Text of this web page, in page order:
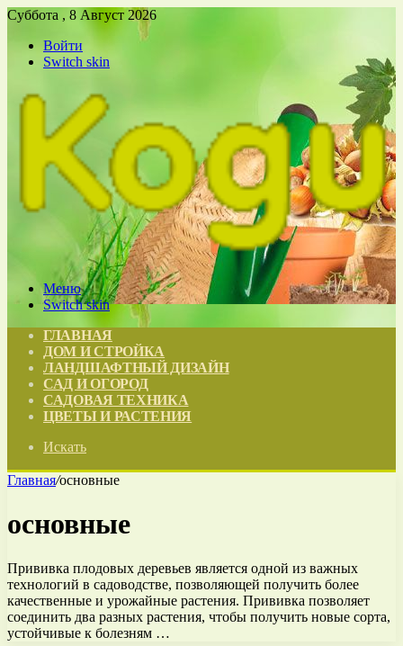
Суббота , 8 Август 2026
Войти
Switch skin
Меню
Switch skin
ГЛАВНАЯ
ДОМ И СТРОЙКА
ЛАНДШАФТНЫЙ ДИЗАЙН
САД И ОГОРОД
САДОВАЯ ТЕХНИКА
ЦВЕТЫ И РАСТЕНИЯ
Искать
Главная/основные
основные
Прививка плодовых деревьев является одной из важных
технологий в садоводстве, позволяющей получить более
качественные и урожайные растения. Прививка позволяет
соединить два разных растения, чтобы получить новые сорта,
устойчивые к болезням …